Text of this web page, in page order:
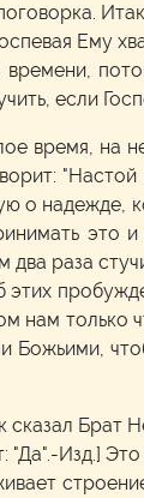
Ему
если
время, на
о надежде,
два раза
нам только
Божьими,
сказал Брат
"Да".-Изд.]